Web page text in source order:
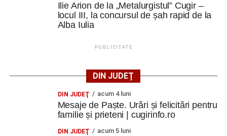
Deși funcțional, proiectul este încă în dezvoltare. Cea mai
frecventă observație primită de creator vizează
îl transformă într-un vehicul lent în raport cu traficul rutier.
Pentru următoarea versiune, Mihai Oltean intenționează
să reducă lățimea tricicletei prin reproiectarea sistemului
de panouri și apropierea roților, astfel încât aceasta să
Ilie Arion de la „Metalurgistul” Cugir –
locul III, la concursul de șah rapid de la
Alba Iulia
PUBLICITATE
DIN JUDEȚ
DIN JUDEŢ acum 4 luni
Mesaje de Paște. Urări și felicitări pentru
familie și prieteni | cugirinfo.ro
DIN JUDEŢ acum 5 luni